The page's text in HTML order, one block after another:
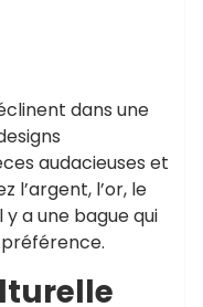
dans une
audacieuses et
l’argent, l’or, le
a une bague qui